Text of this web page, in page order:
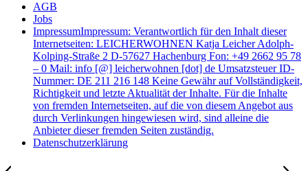
AGB
Jobs
ImpressumImpressum: Verantwortlich für den Inhalt dieser
Internetseiten: LEICHERWOHNEN Katja Leicher Adolph-
Kolping-Straße 2 D-57627 Hachenburg Fon: +49 2662 95 78
– 0 Mail: info [@] leicherwohnen [dot] de Umsatzsteuer ID-
Nummer: DE 211 216 148 Keine Gewähr auf Vollständigkeit,
Richtigkeit und letzte Aktualität der Inhalte. Für die Inhalte
von fremden Internetseiten, auf die von diesem Angebot aus
durch Verlinkungen hingewiesen wird, sind alleine die
Anbieter dieser fremden Seiten zuständig.
Datenschutzerklärung